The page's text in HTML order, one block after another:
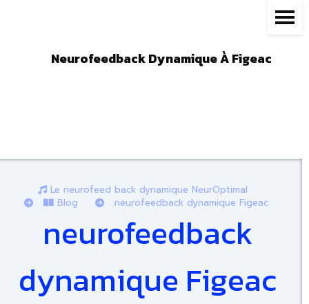
Neurofeedback Dynamique À Figeac
Le neurofeed back dynamique NeurOptimal
Blog
neurofeedback dynamique Figeac
neurofeedback
dynamique Figeac